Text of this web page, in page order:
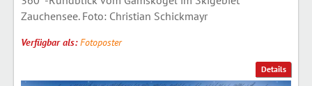
Details
Zauchensee. Foto: Christian Schickmayr
Verfügbar als:Fotoposter